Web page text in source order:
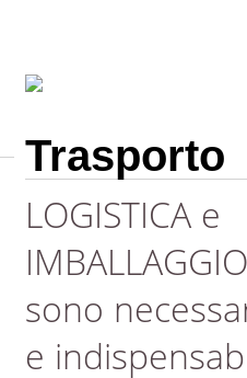
Trasporto
LOGISTICA e
IMBALLAGGIO
sono
e